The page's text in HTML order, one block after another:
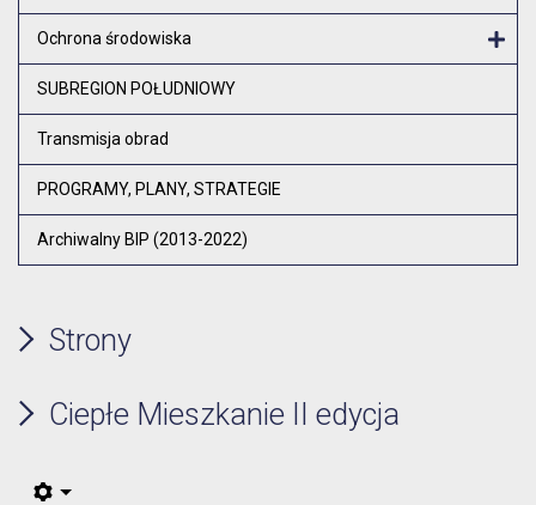
Ochrona środowiska
SUBREGION POŁUDNIOWY
Transmisja obrad
PROGRAMY, PLANY, STRATEGIE
Archiwalny BIP (2013-2022)
Strony
Ciepłe Mieszkanie II edycja